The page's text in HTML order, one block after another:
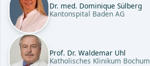
Dr. med. Dominique Sülberg
Kantonspital Baden AG
Prof. Dr. Waldemar Uhl
Katholisches Klinikum Bochum